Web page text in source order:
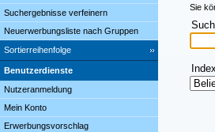
Suchergebnisse verfeinern
Neuerwerbungsliste nach Gruppen
Sortierreihenfolge
Benutzerdienste
Nutzeranmeldung
Mein Konto
Erwerbungsvorschlag
Sie